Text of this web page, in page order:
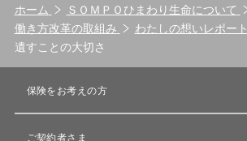
ホーム
ＳＯＭＰＯひまわり生命について
働き方改革の取組み
わたしの想いレポート
遺すことの大切さ
保険をお考えの方
ご契約者さま